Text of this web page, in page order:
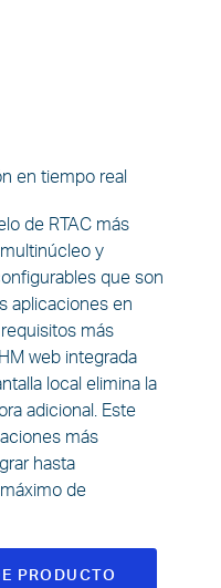
en tiempo real
de RTAC más
y
que son
aplicaciones en
más
web integrada
local elimina la
adicional. Este
más
hasta
de
PRODUCTO